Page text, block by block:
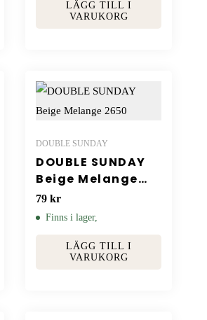
LÄGG TILL I
VARUKORG
DOUBLE SUNDAY
DOUBLE SUNDAY
Beige Melange
2650
79kr
Finns i lager,
LÄGG TILL I
VARUKORG